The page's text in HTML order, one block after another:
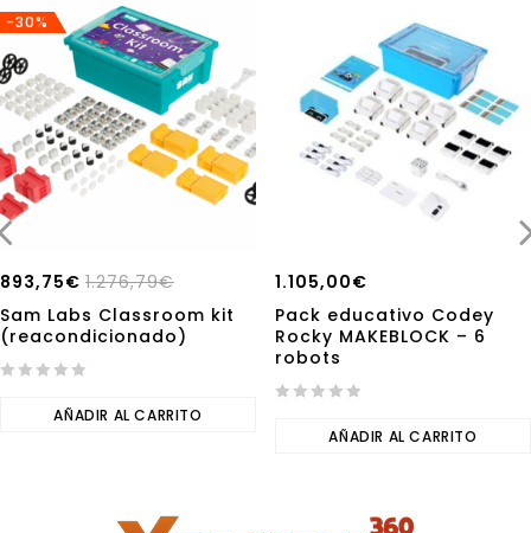
-30%
1.276,79€
893,75€
Sam Labs Classroom kit
(reacondicionado)
AÑADIR AL CARRITO
1.105,00€
Pack educativo Codey
Rocky MAKEBLOCK – 6
robots
AÑADIR AL CARRITO